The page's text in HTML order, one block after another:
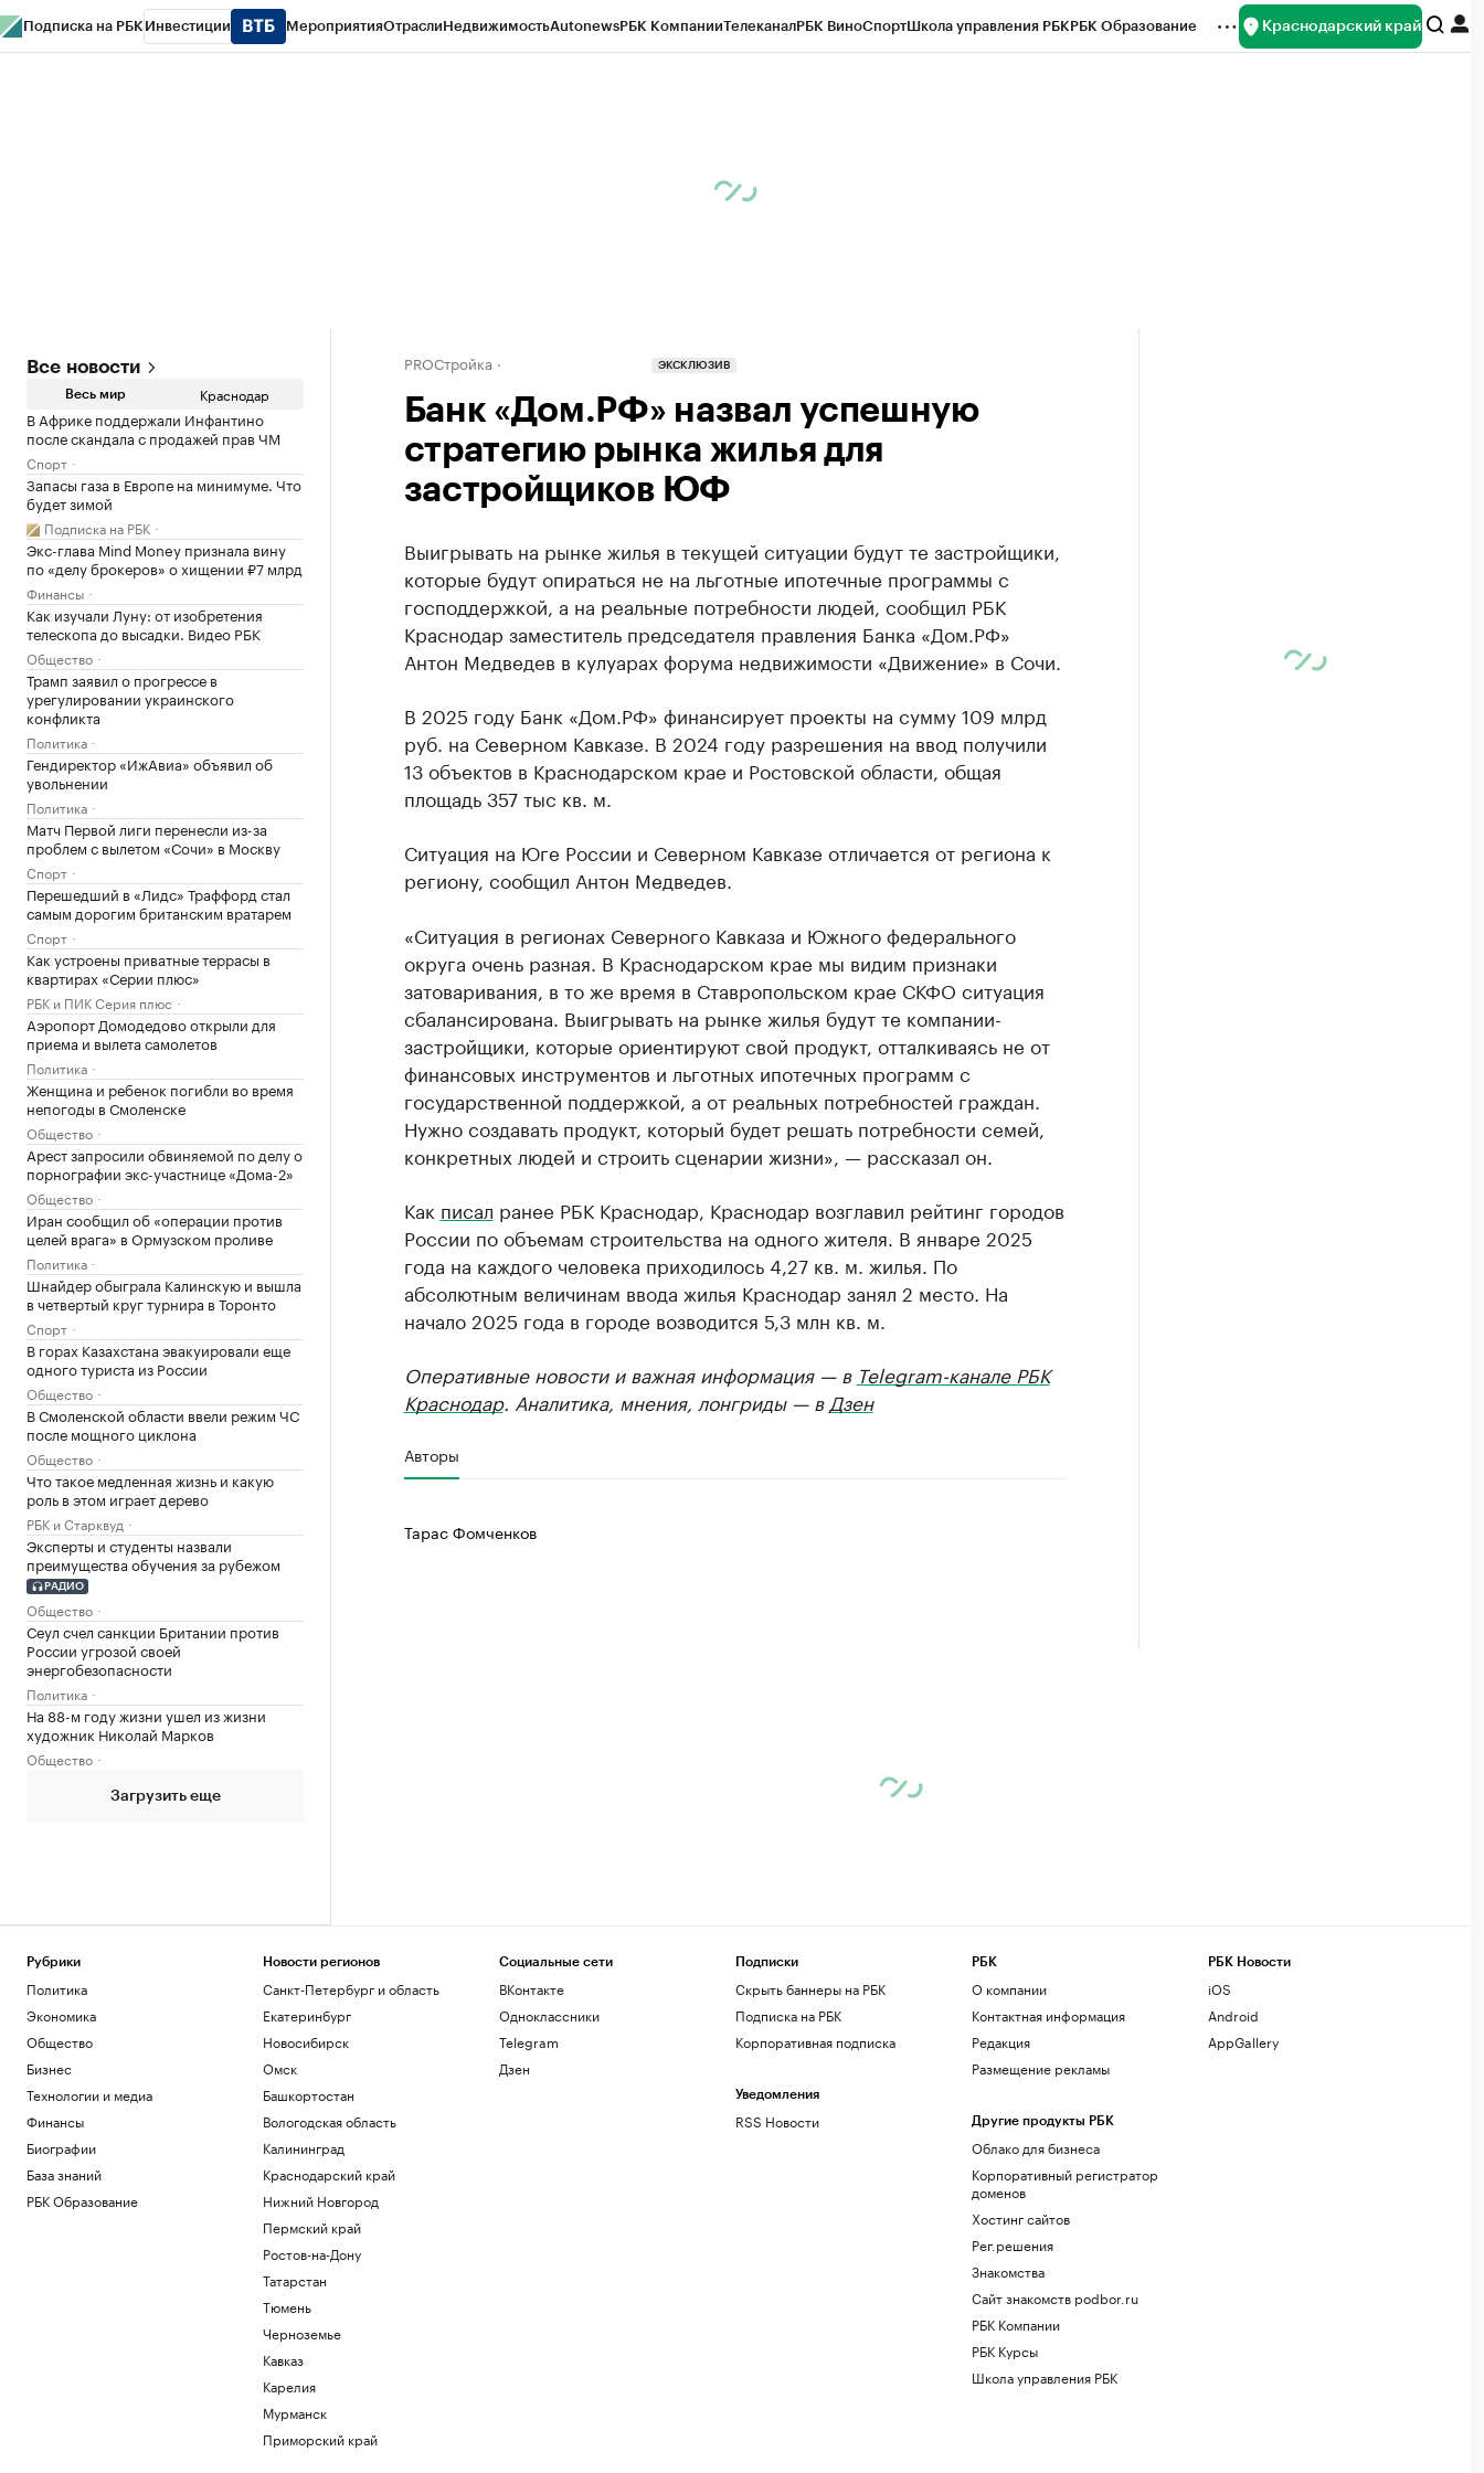
Подписка на РБК Инвестиции МероприятияОтраслиНедвижимостьAutonewsРБК КомпанииТелеканалРБК ВиноСпортШкола управления РБКРБК Образование Краснодарский край
Все новости
Весь мир Краснодар
В Африке поддержали Инфантино
после скандала с продажей прав ЧМ
Спорт
Запасы газа в Европе на минимуме. Что
будет зимой
Подписка на РБК
Экс-глава Mind Money признала вину
по «делу брокеров» о хищении ₽7 млрд
Финансы
Как изучали Луну: от изобретения
телескопа до высадки. Видео РБК
Общество
Трамп заявил о прогрессе в
урегулировании украинского
конфликта
Политика
Гендиректор «ИжАвиа» объявил об
увольнении
Политика
Матч Первой лиги перенесли из-за
проблем с вылетом «Сочи» в Москву
Спорт
Перешедший в «Лидс» Траффорд стал
самым дорогим британским вратарем
Спорт
Как устроены приватные террасы в
квартирах «Серии плюс»
РБК и ПИК Серия плюс
Аэропорт Домодедово открыли для
приема и вылета самолетов
Политика
Женщина и ребенок погибли во время
непогоды в Смоленске
Общество
Арест запросили обвиняемой по делу о
порнографии экс-участнице «Дома-2»
Общество
Иран сообщил об «операции против
целей врага» в Ормузском проливе
Политика
Шнайдер обыграла Калинскую и вышла
в четвертый круг турнира в Торонто
Спорт
В горах Казахстана эвакуировали еще
одного туриста из России
Общество
В Смоленской области ввели режим ЧС
после мощного циклона
Общество
Что такое медленная жизнь и какую
роль в этом играет дерево
РБК и Старквуд
Эксперты и студенты назвали
преимущества обучения за рубежом
РАДИО
Общество
Сеул счел санкции Британии против
России угрозой своей
энергобезопасности
Политика
На 88-м году жизни ушел из жизни
художник Николай Марков
Общество
Загрузить еще
PROСтройка ЭКСКЛЮЗИВ
Банк «Дом.РФ» назвал успешную
стратегию рынка жилья для
застройщиков ЮФ
Выигрывать на рынке жилья в текущей ситуации будут те застройщики,
которые будут опираться не на льготные ипотечные программы с
господдержкой, а на реальные потребности людей, сообщил РБК
Краснодар заместитель председателя правления Банка «Дом.РФ»
Антон Медведев в кулуарах форума недвижимости «Движение» в Сочи.
В 2025 году Банк «Дом.РФ» финансирует проекты на сумму 109 млрд
руб. на Северном Кавказе. В 2024 году разрешения на ввод получили
13 объектов в Краснодарском крае и Ростовской области, общая
площадь 357 тыс кв. м.
Ситуация на Юге России и Северном Кавказе отличается от региона к
региону, сообщил Антон Медведев.
«Ситуация в регионах Северного Кавказа и Южного федерального
округа очень разная. В Краснодарском крае мы видим признаки
затоваривания, в то же время в Ставропольском крае СКФО ситуация
сбалансирована. Выигрывать на рынке жилья будут те компании-
застройщики, которые ориентируют свой продукт, отталкиваясь не от
финансовых инструментов и льготных ипотечных программ с
государственной поддержкой, а от реальных потребностей граждан.
Нужно создавать продукт, который будет решать потребности семей,
конкретных людей и строить сценарии жизни», — рассказал он.
Как писал ранее РБК Краснодар, Краснодар возглавил рейтинг городов
России по объемам строительства на одного жителя. В январе 2025
года на каждого человека приходилось 4,27 кв. м. жилья. По
абсолютным величинам ввода жилья Краснодар занял 2 место. На
начало 2025 года в городе возводится 5,3 млн кв. м.
Оперативные новости и важная информация — в Telegram-канале РБК
Краснодар. Аналитика, мнения, лонгриды — в Дзен
Авторы
Тарас Фомченков
Рубрики
Политика
Экономика
Общество
Бизнес
Технологии и медиа
Финансы
Биографии
База знаний
РБК Образование
Новости регионов
Санкт-Петербург и область
Екатеринбург
Новосибирск
Омск
Башкортостан
Вологодская область
Калининград
Краснодарский край
Нижний Новгород
Пермский край
Ростов-на-Дону
Татарстан
Тюмень
Черноземье
Кавказ
Карелия
Мурманск
Приморский край
Социальные сети
ВКонтакте
Одноклассники
Telegram
Дзен
Подписки
Скрыть баннеры на РБК
Подписка на РБК
Корпоративная подписка
Уведомления
RSS Новости
РБК
О компании
Контактная информация
Редакция
Размещение рекламы
Другие продукты РБК
Облако для бизнеса
Корпоративный регистратор
доменов
Хостинг сайтов
Рег.решения
Знакомства
Сайт знакомств podbor.ru
РБК Компании
РБК Курсы
Школа управления РБК
РБК Новости
iOS
Android
AppGallery